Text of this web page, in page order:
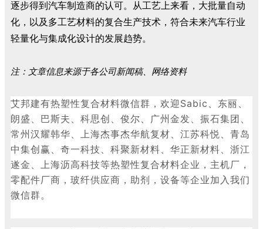
逐步得到汽车制造商的认可。从工艺上来看，大批量自动
化，以及多工艺材料的复合生产技术，符合未来汽车行业
轻量化与集成化设计的发展趋势。
注：文章信息来源于各公司新闻稿、网络资料
艾邦建有热塑性复合材料微信群，欢迎 Sabic、东丽、
朗盛、巴斯夫、科思创、俊尔、广州金发、振石集团、
常州汉耀韩华、上海杰事杰华航复材、江苏科悦、青岛
中集创赢、奇一科技、科聚新材料、华正新材料、浙江
遂金、上海沥高科技等热塑性复合材料企业，主机厂，
零配件厂商，玻纤供应商，助剂，设备等企业加入我们
微信群。